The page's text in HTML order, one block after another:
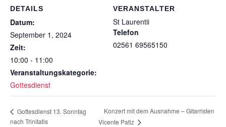
DETAILS
Datum:
September 1, 2024
Zeit:
10:00 - 11:00
Veranstaltungskategorie:
Gottesdienst
VERANSTALTER
St Laurentii
Telefon
02561 69565150
Gottesdienst 13. Sonntag
nach Trinitatis
Konzert mit dem Ausnahme – Gitarristen
Vicente Patiz